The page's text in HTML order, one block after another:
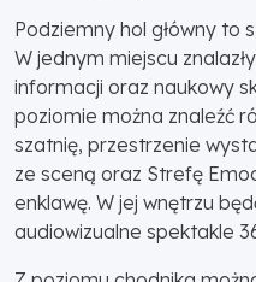
Podziemny hol główny to
W jednym miejscu
informacji oraz naukowy
poziomie można znaleźć
szatnię, przestrzenie
ze sceną oraz Strefę
enklawę. W jej wnętrzu
audiowizualne spektakle